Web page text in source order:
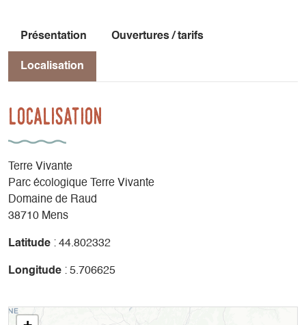
Présentation Ouvertures / tarifs
Localisation
Localisation
Terre Vivante
Parc écologique Terre Vivante
Domaine de Raud
38710 Mens
Latitude : 44.802332
Longitude : 5.706625